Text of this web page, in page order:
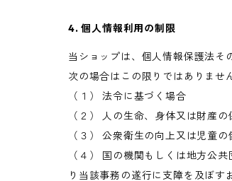
4. 個人情報利用の制限
当ショップは、個人情報保護法そ
次の場合はこの限りではありませ
（１） 法令に基づく場合
（２） 人の生命、身体又は財産
（３） 公衆衛生の向上又は児童
（４） 国の機関もしくは地方公
り当該事務の遂行に支障を及ぼす